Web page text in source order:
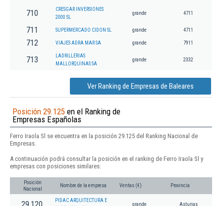
710
CRESGAR INVERSIONES
2000 SL
grande 4711
711 SUPERMERCADO CIDON SL grande 4711
712 VIAJES ADRA MAR SA grande 7911
713
LADRILLERIAS
MALLORQUINAS SA
grande 2332
Ver Ranking de Empresas de Baleares
Posición 29.125 en el Ranking de
Empresas Españolas
Ferro Iraola Sl se encuentra en la posición 29.125 del Ranking Nacional de
Empresas.
A continuación podrá consultar la posición en el ranking de Ferro Iraola Sl y
empresas con posiciones similares:
Posición
Nacional
Nombre de la empresa Ventas (€) Provincia
PIDAC ARQUITECTURA E
grande Asturias